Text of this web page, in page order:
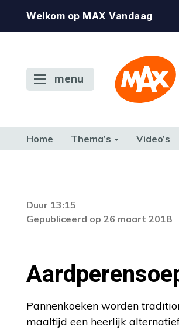
Welkom op MAX Vandaag
menu
Home Thema’s Video’s
TERUG NAAR TOEN
De gewenste stream is
beschikbaar. Als het
Duur 13:15
Gepubliceerd op 26 maart 2018
Pannenkoeken worden
maaltijd een heerlijk